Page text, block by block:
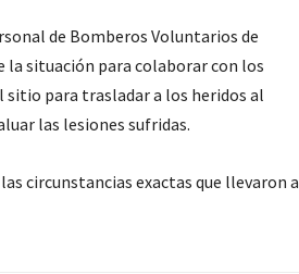
de Bomberos Voluntarios de
la situación para colaborar con los
sitio para trasladar a los heridos al
las lesiones sufridas.
circunstancias exactas que llevaron a